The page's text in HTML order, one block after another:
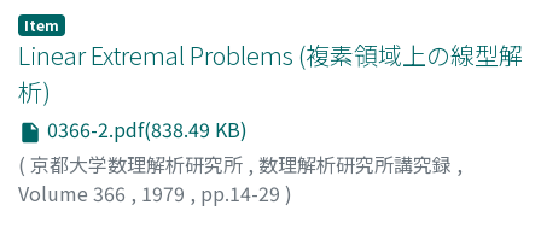
Item
Linear Extremal Problems (複素領域上の線型解
析)
0366-2.pdf(838.49 KB)
( 京都大学数理解析研究所 , 数理解析研究所講究録 ,
Volume 366 , 1979 , pp.14-29 )